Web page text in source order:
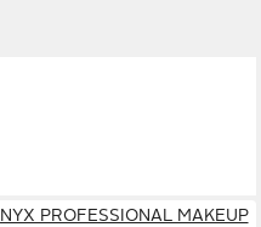
NYX PROFESSIONAL MAKEUP